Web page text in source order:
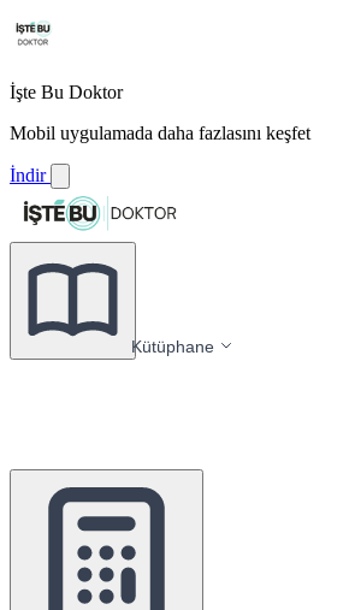
İşte Bu Doktor
Mobil uygulamada daha fazlasını keşfet
İndir
Kütüphane